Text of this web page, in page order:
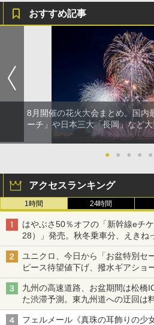
おすすめ記事
8月開催の花火大会まとめ。国内
ーチ」や日本三大「長岡」など
● ● ● ● ●
アクセスランキング
1時間 24時間
はやぶさ50％オフの「新幹線eチ
28）」発売。秋冬乗車分、えきね
ユニクロ、今日から「お盆特別セ
ピース待望値下げ、撥水ギアショ
九州の高速道路、お盆期間は松橋
た渋滞予測。東九州道への迂回は
フェルメール《真珠の耳飾りの少